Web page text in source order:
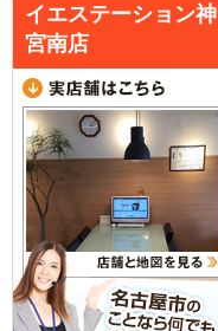
イエステーション神
宮南店